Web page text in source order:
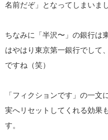
名前だぞ」となってしまいまし
ちなみに「半沢〜」の銀行は
はやはり東京第一銀行でして
ですね（笑）
「フィクションです」の一文
実へリセットしてくれる効果
す。